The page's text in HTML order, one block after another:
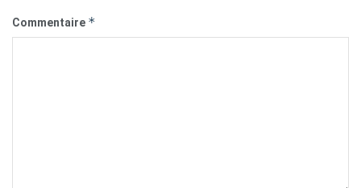
Commentaire *